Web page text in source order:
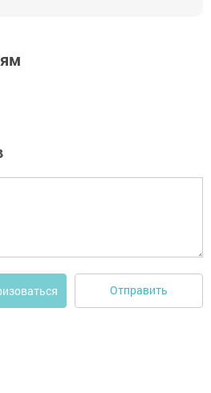
Отправить